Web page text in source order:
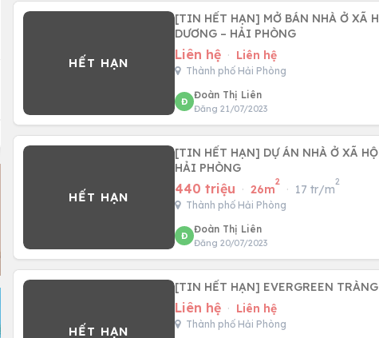
[TIN HẾT HẠN] MỞ BÁN NHÀ Ở XÃ
DƯƠNG – HẢI PHÒNG
Liên hệ · Liên hệ
Thành phố Hải Phòng
Đ
Đoàn Thị Liên
Đăng 21/07/2023
[TIN HẾT HẠN] DỰ ÁN NHÀ Ở XÃ
HẢI PHÒNG
440 triệu · 26m
2
· 17 tr/m
2
Thành phố Hải Phòng
Đ
Đoàn Thị Liên
Đăng 20/07/2023
[TIN HẾT HẠN] EVERGREEN
Liên hệ · Liên hệ
Thành phố Hải Phòng